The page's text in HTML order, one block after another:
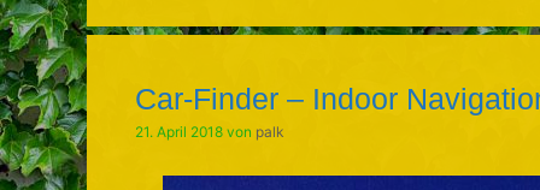
Car-Finder – Indoor
21. April 2018 von palk